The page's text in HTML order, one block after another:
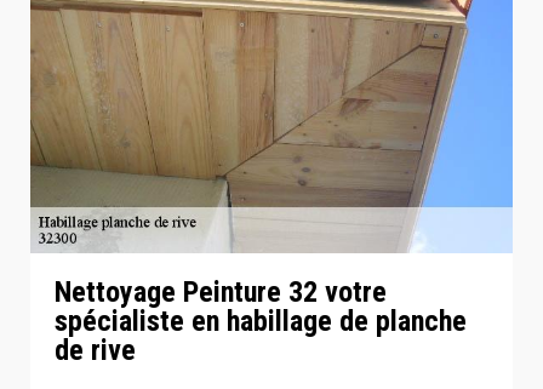
Nettoyage Peinture 32 votre
spécialiste en habillage de planche
de rive